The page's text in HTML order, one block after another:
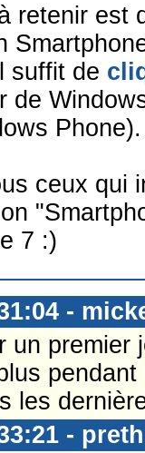
retenir est
suffit de
de
Phone).
ceux qui
7 :)
-
un premier
les
-